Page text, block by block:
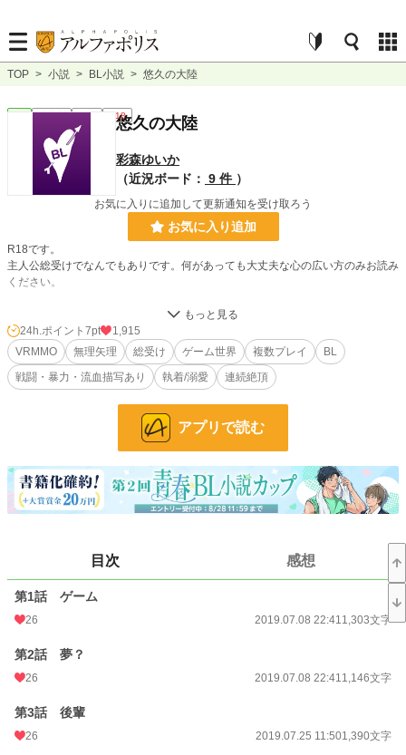
TOP > 小説 > BL小説 > 悠久の大陸
連載中 長編 R18
悠久の大陸
彩森ゆいか
（近況ボード： 9 件 ）
お気に入りに追加して更新通知を受け取ろう
お気に入り追加
R18です。
主人公総受けでなんでもありです。何があっても大丈夫な心の広い方のみお読み
ください。
受け1人に対して攻め複数います。大丈夫な方のみお読みください。
機械と脳波を繋いで遊ぶVRMMO「悠久の大陸」にはアダルトな空間がある。大
学生の那月はゲームの世界に入り、そこで出会ったリュウトから何度も淫らな手
ほどきをされる。のちに出会ったスオウからも襲われることになり、普通にゲー
日常とゲーム世界を行ったり来たりしながら、あちこちで襲われてる受の物語
小説 36,274 位 / 228,742 件
BL 9,561 位 / 31,412 件
24h.ポイント 7 pt
初回公開日時
週間ポイント 203 pt (24,718 位)
月間ポイント
24h.ポイント 7pt
1,915
VRMMO
無理矢理 総受け ゲーム世界 複数プレイ
BL
戦闘・暴力・流血描写あり
執着/溺愛 連続絶頂
アプリで読む
目次 感想
第1話 ゲーム
26 2019.07.08 22:411,303文字
第2話 夢？
26 2019.07.08 22:411,146文字
第3話 後輩
26 2019.07.25 11:501,390文字